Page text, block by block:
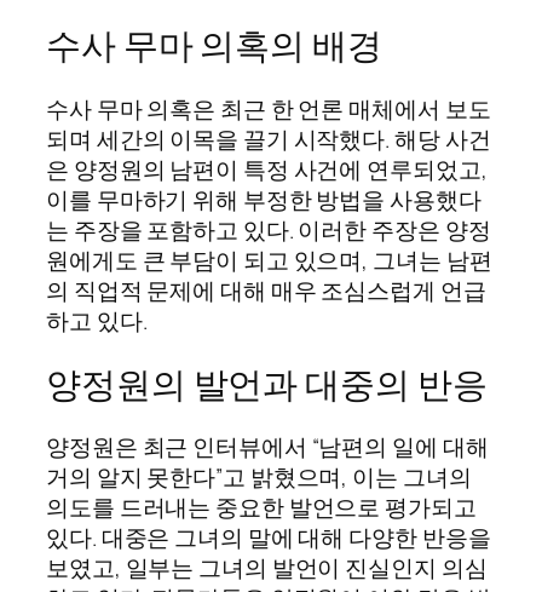
수사 무마 의혹의 배경
수사 무마 의혹은 최근 한 언론 매체에서 보도
되며 세간의 이목을 끌기 시작했다. 해당 사건
은 양정원의 남편이 특정 사건에 연루되었고,
이를 무마하기 위해 부정한 방법을 사용했다
는 주장을 포함하고 있다. 이러한 주장은 양정
원에게도 큰 부담이 되고 있으며, 그녀는 남편
의 직업적 문제에 대해 매우 조심스럽게 언급
하고 있다.
양정원의 발언과 대중의 반응
양정원은 최근 인터뷰에서 “남편의 일에 대해
거의 알지 못한다”고 밝혔으며, 이는 그녀의
의도를 드러내는 중요한 발언으로 평가되고
있다. 대중은 그녀의 말에 대해 다양한 반응을
보였고, 일부는 그녀의 발언이 진실인지 의심